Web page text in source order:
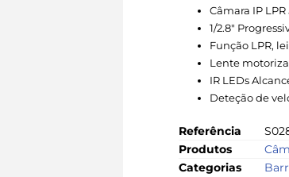
Câmara IP
1/2.8″
Função LPR,
Lente
IR LEDs
Deteção de
Referência
Produtos
Categorias